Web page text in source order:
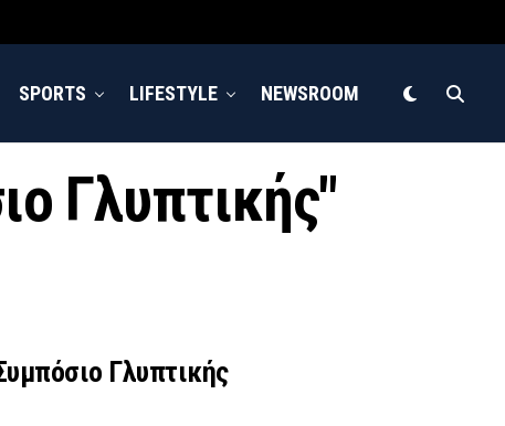
SPORTS LIFESTYLE NEWSROOM
Γλυπτικής"
Γλυπτικής